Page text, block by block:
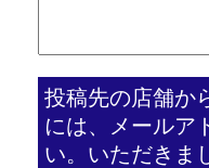
投稿先の店舗か
には、メールア
い。いただきま